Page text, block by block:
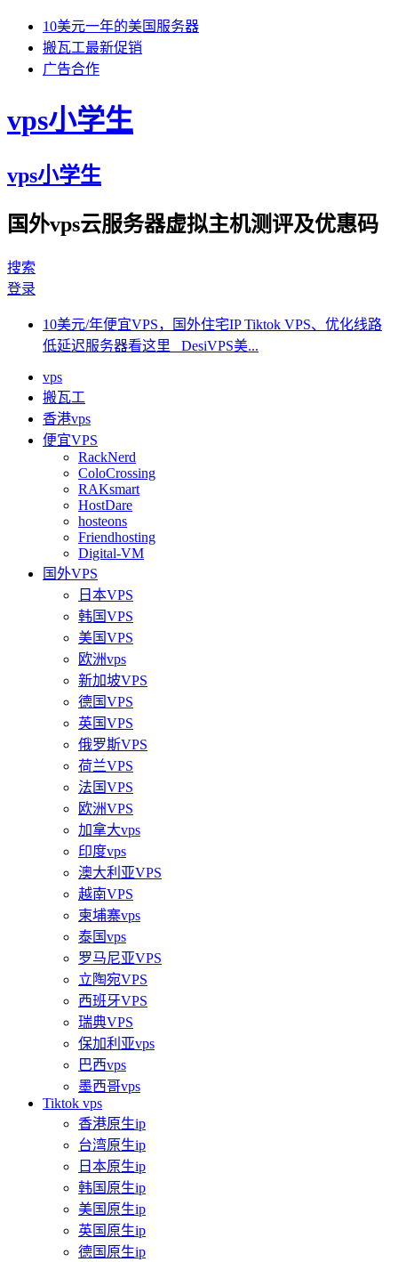
10美元一年的美国服务器
搬瓦工最新促销
广告合作
vps小学生
vps小学生
国外vps云服务器虚拟主机测评及优惠码
搜索
登录
10美元/年便宜VPS，国外住宅IP Tiktok VPS、优化线路
低延迟服务器看这里 DesiVPS美...
vps
搬瓦工
香港vps
便宜VPS
RackNerd
ColoCrossing
RAKsmart
HostDare
hosteons
Friendhosting
Digital-VM
国外VPS
日本VPS
韩国VPS
美国VPS
欧洲vps
新加坡VPS
德国VPS
英国VPS
俄罗斯VPS
荷兰VPS
法国VPS
欧洲VPS
加拿大vps
印度vps
澳大利亚VPS
越南VPS
柬埔寨vps
泰国vps
罗马尼亚VPS
立陶宛VPS
西班牙VPS
瑞典VPS
保加利亚vps
巴西vps
墨西哥vps
Tiktok vps
香港原生ip
台湾原生ip
日本原生ip
韩国原生ip
美国原生ip
英国原生ip
德国原生ip